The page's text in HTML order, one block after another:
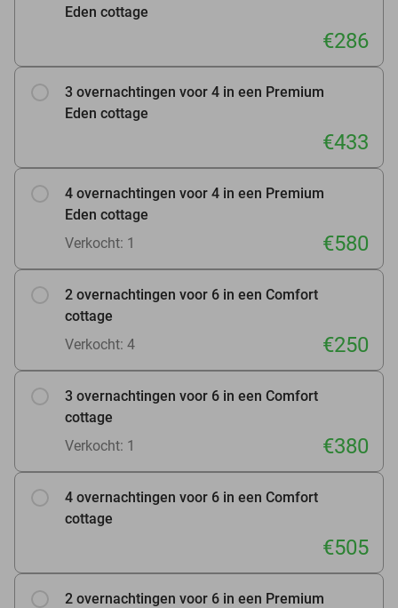
Eden cottage
€286
3 overnachtingen voor 4 in een Premium
Eden cottage
€433
4 overnachtingen voor 4 in een Premium
Eden cottage
Verkocht: 1
€580
2 overnachtingen voor 6 in een Comfort
cottage
Verkocht: 4
€250
3 overnachtingen voor 6 in een Comfort
cottage
Verkocht: 1
€380
4 overnachtingen voor 6 in een Comfort
cottage
€505
2 overnachtingen voor 6 in een Premium